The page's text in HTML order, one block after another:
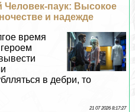
паук: Высокое
и надежде
время
в дебри, то
21 07 2026 8:17:27